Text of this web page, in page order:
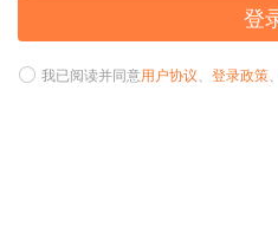
登
我已阅读并同意用户协议、 登录政策、